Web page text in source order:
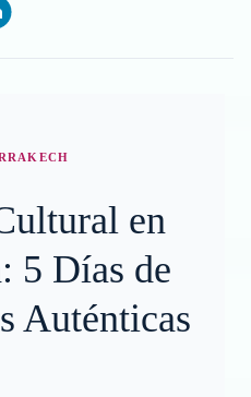
en
5 Días de
Auténticas